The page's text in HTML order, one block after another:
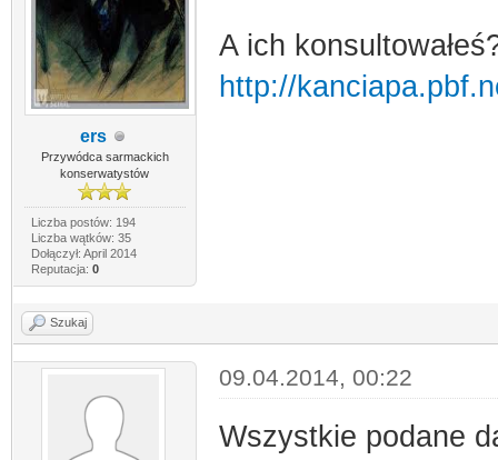
ers
Przywódca sarmackich
konserwatystów
Liczba postów: 194
Liczba wątków: 35
Dołączył: April 2014
Reputacja: 0
A ich
http://
Szukaj
09.04.2014, 00:22
Wszystkie podane